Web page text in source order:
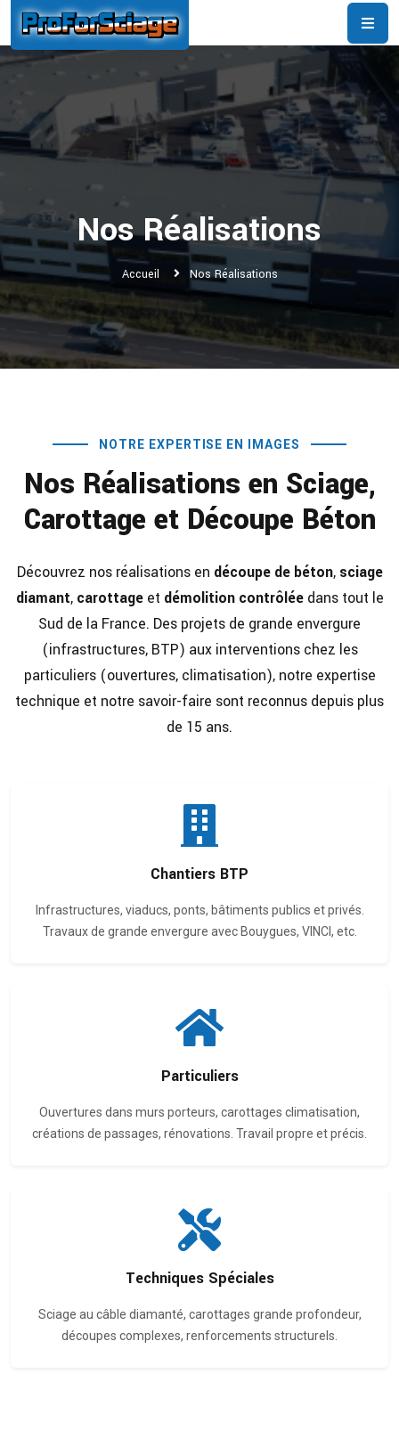
Nos Réalisations
Accueil Nos Réalisations
NOTRE EXPERTISE EN IMAGES
Nos Réalisations en Sciage,
Carottage et Découpe Béton
Découvrez nos réalisations en découpe de béton, sciage
diamant,carottageet démolition contrôléedans tout le
Sud de la France. Des projets de grande envergure
(infrastructures, BTP) aux interventions chez les
particuliers (ouvertures, climatisation), notre expertise
technique et notre savoir-faire sont reconnus depuis plus
de 15 ans.
Chantiers BTP
Infrastructures, viaducs, ponts, bâtiments publics et privés.
Travaux de grande envergure avec Bouygues, VINCI, etc.
Particuliers
Ouvertures dans murs porteurs, carottages climatisation,
créations de passages, rénovations. Travail propre et précis.
Techniques Spéciales
Sciage au câble diamanté, carottages grande profondeur,
découpes complexes, renforcements structurels.